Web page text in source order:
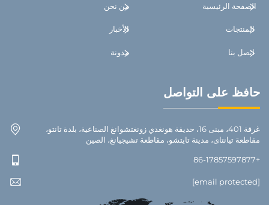
الصفحة الرئيسية من نحن
المنتجات الأخبار
اتصل بنا مدونة
حافظ على التواصل
غرفة 401، مبنى 16، حديقة هونغدي زونغتشوانغ الصناعية، بلدة تانتو،
مقاطعة تيانتاى، مدينة تايتشو، مقاطعة تشيجيانغ، الصين
+86-17857597877
[email protected]